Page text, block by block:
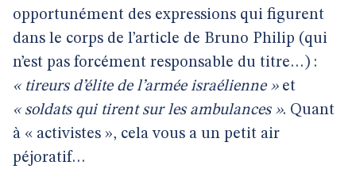
opportunément des expressions qui figurent
dans le corps de l’article de Bruno Philip (qui
n’est pas forcément responsable du titre…) :
« tireurs d’élite de l’armée israélienne »et
« soldats qui tirent sur les ambulances ». Quant
à « activistes », cela vous a un petit air
péjoratif…